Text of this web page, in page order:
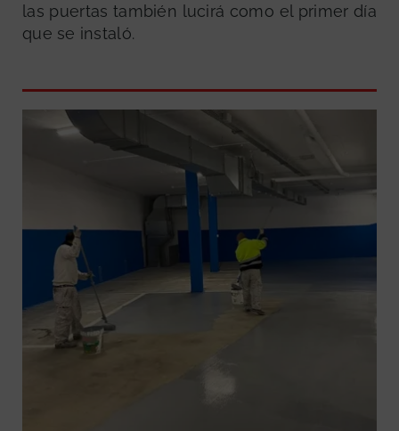
las puertas también lucirá como el primer día
que se instaló.